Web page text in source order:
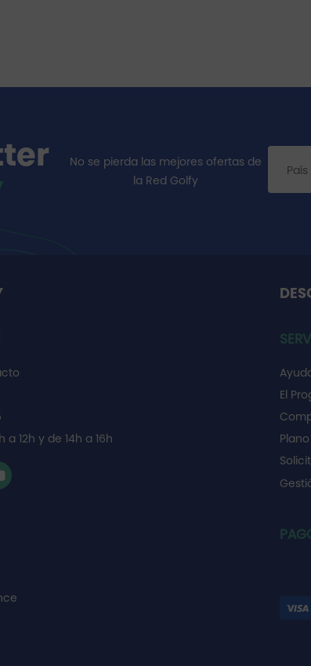
No se pierda las mejores ofertas de
la Red Golfy
12h y de 14h a 16h
El